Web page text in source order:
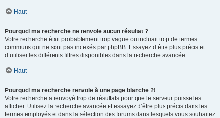
Haut
Pourquoi ma recherche ne renvoie aucun résultat ?
Votre recherche était probablement trop vague ou incluait trop de termes
communs qui ne sont pas indexés par phpBB. Essayez d’être plus précis et
d’utiliser les différents filtres disponibles dans la recherche avancée.
Haut
Pourquoi ma recherche renvoie à une page blanche ?!
Votre recherche a renvoyé trop de résultats pour que le serveur puisse les
afficher. Utilisez la recherche avancée et essayez d’être plus précis dans les
termes employés et dans la sélection des forums dans lesquels vous souhaitez